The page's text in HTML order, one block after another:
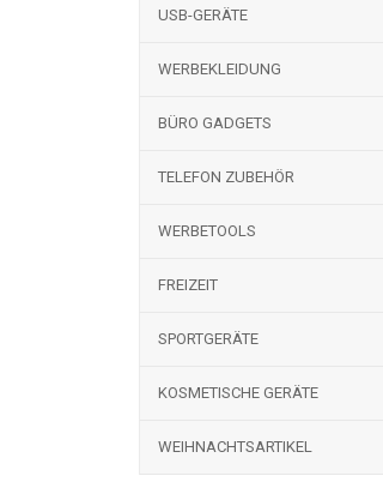
USB-GERÄTE
WERBEKLEIDUNG
BÜRO GADGETS
TELEFON ZUBEHÖR
WERBETOOLS
FREIZEIT
SPORTGERÄTE
KOSMETISCHE GERÄTE
WEIHNACHTSARTIKEL